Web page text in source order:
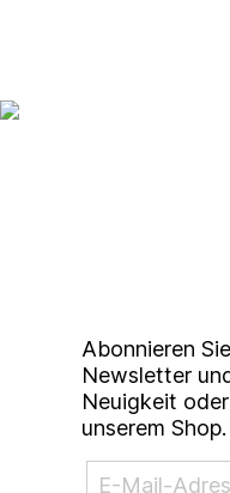
Abonnieren
Newsletter
Neuigkeit
unserem Shop.